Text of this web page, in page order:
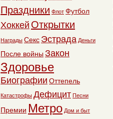
Праздники Флот Футбол
Хоккей Открытки
Награды Секс Эстрада Деньги
После войны Закон
Здоровье
Биографии Оттепель
Катастрофы Дефицит Песни
Премии Метро Дом и быт